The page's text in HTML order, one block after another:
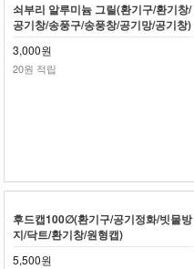
쇠부리 알루미늄 그릴(환기구/환기창/
공기창/송풍구/송풍창/공기망/공기창)
3,000원
20원 적립
후드캡100∅(환기구/공기정화/빗물방
지/닥트/환기창/원형캡)
5,500원